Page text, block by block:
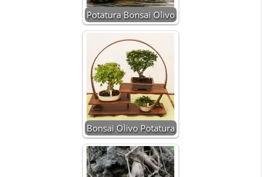
Potatura Bonsai Olivo
Bonsai Olivo Potatura